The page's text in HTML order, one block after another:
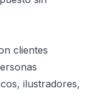
clientes
ilustradores,